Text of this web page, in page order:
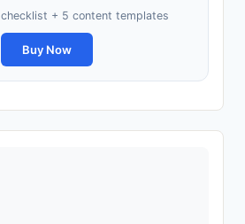
+ 5 content templates
Buy Now